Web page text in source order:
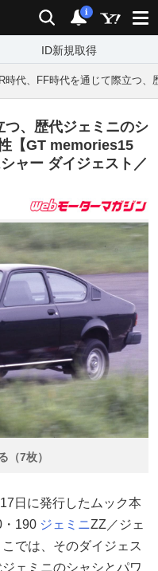
検索 通知
i
ID新規取得
時代、FF時代を通じて際立つ
、歴代ジェミニのシ
【GT memories15
ャー ダイジェスト／
（7枚）
日に発行したムック本
・190 ジェミニZZ／ジェ
では、そのダイジェス
ェミニのシャシとパワ